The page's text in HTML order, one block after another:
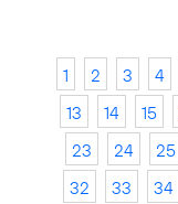
1 2 3 4
13
14 15
23
24 25
32
33 34